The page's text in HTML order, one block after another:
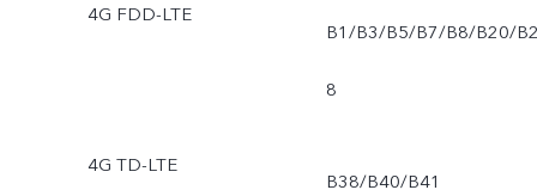
4G FDD-LTE
B1/B3/B5/B7/B8/B20/
8
4G TD-LTE
B38/B40/B41